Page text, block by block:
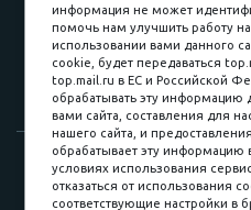
8 (3822)
8 (3822)
© 2015-2026.
ИП Саворенко Валерий
информация не может
помочь нам улучшить работу
использовании вами данного
cookie, будет передаваться
top.mail.ru в ЕС и Российской
обрабатывать эту информацию
вами сайта, составления для
нашего сайта, и
обрабатывает эту информацию
условиях использования
отказаться от использования
соответствующие настройки в